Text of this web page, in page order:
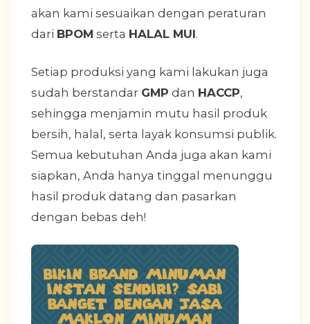
akan kami sesuaikan dengan peraturan
dari BPOM serta HALAL MUI.
Setiap produksi yang kami lakukan juga
sudah berstandar GMP dan HACCP,
sehingga menjamin mutu hasil produk
bersih, halal, serta layak konsumsi publik.
Semua kebutuhan Anda juga akan kami
siapkan, Anda hanya tinggal menunggu
hasil produk datang dan pasarkan
dengan bebas deh!